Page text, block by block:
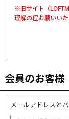
※旧サイト（
理解の程お願いいた
会員のお客様
メールアドレスと